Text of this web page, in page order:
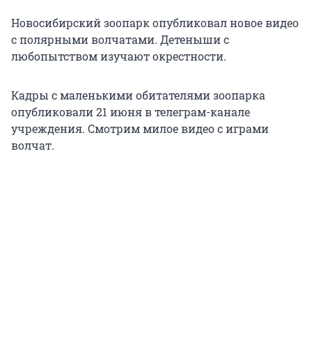
Новосибирский зоопарк опубликовал новое видео
с полярными волчатами. Детеныши с
любопытством изучают окрестности.
Кадры с маленькими обитателями зоопарка
опубликовали 21 июня в телеграм-канале
учреждения. Смотрим милое видео с играми
волчат.